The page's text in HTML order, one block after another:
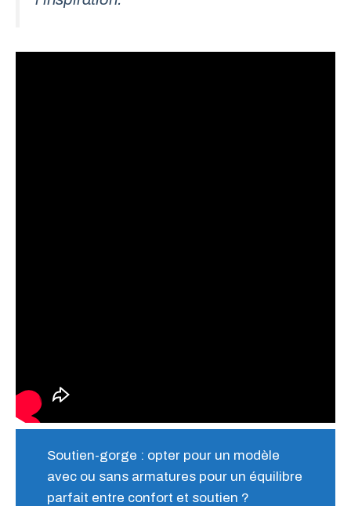
Soutien-gorge : opter pour un modèle
avec ou sans armatures pour un équilibre
parfait entre confort et soutien ?